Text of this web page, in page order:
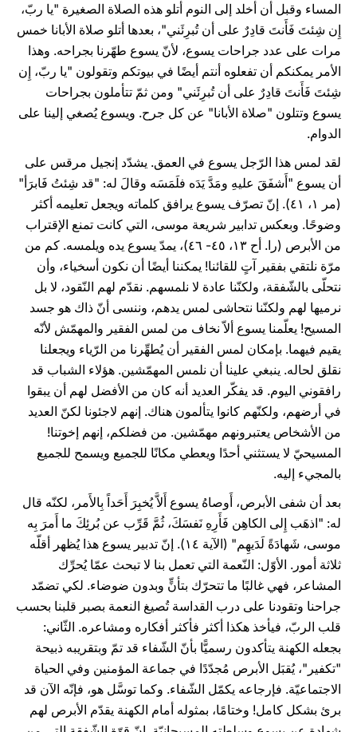
المساء وقبل أن أخلد إلى النوم أتلو هذه الصلاة الصغيرة "يا ربّ،
إِن شِئتَ فَأَنتَ قادِرٌ على أن تُبرِئَني"، بعدها أتلو صلاة الأبانا خمس
مرات على عدد جراحات يسوع، لأنّ يسوع طهّرنا بجراحه. وهذا
الأمر يمكنكم أن تفعلوه أنتم أيضًا في بيوتكم وتقولون "يا ربّ، إِن
شِئتَ فَأَنتَ قادِرٌ على أن تُبرِئَني" ومن ثمّ تتأملون بجراحات
يسوع وتتلون "صلاة الأبانا" عن كل جرح. ويسوع يُصغي إلينا على
الدوام.
لقد لمس هذا الرّجل يسوع في العمق. يشدّد إنجيل مرقس على
أن يسوع "أَشفَقَ عليهِ ومَدَّ يَدَه فلَمَسَه وقالَ له: "قد شِئتُ فَابرَأ"
(مر ۱، ٤۱). إنّ تصرّف يسوع يرافق كلماته ويجعل تعليمه أكثر
وضوحًا. وبعكس تدابير شريعة موسى، التي كانت تمنع الإقتراب
من الأبرص (را. أح ۱۳، ٤٥- ٤٦)، يمدّ يسوع يده ويلمسه. كم من
مرّة نلتقي بفقير آتٍ للقائنا! يمكننا أيضًا أن نكون أسخياء، وأن
نتحلّى بالشّفقة، ولكنّنا عادة لا نلمسهم. نقدّم لهم النّقود، لا بل
نرميها لهم ولكنّنا نتحاشى لمس يدهم، وننسى أنّ ذاك هو جسد
المسيح! يعلّمنا يسوع ألاّ نخاف من لمس الفقير والمهمّش لأنّه
يقيم فيهما. بإمكان لمس الفقير أن يُطهِّرنا من الرّياء ويجعلنا
نقلق لحاله. ينبغي علينا أن نلمس المهمّشين. هؤلاء الشباب قد
رافقوني اليوم. قد يفكّر العديد أنه كان من الأفضل لهم أن يبقوا
في أرضهم، ولكنّهم كانوا يتألمون هناك. إنهم لاجئونا لكنّ العديد
من الأشخاص يعتبرونهم مهمّشين. من فضلكم، إنهم إخوتنا!
المسيحيّ لا يستثني أحدًا ويعطي مكانًا للجميع ويسمح للجميع
بالمجيء إليه.
بعد أن شفى الأبرص، أَوصاهُ يسوع أَلاَّ يُخبِرَ أَحَداً بِالأَمر، لكنّه قال
له: "اذهَب إِلى الكاهِن فَأَرِهِ نَفسَكَ، ثُمَّ قَرِّب عن بُرئِكَ ما أَمرَ بِه
موسى، شَهادَةً لَدَيهِم" (الآية ۱٤). إنّ تدبير يسوع هذا يُظهر أقلّه
ثلاثة أمور. الأوّل: النّعمة التي تعمل بنا لا تبحث عمّا يُحرِّك
المشاعر، فهي غالبًا ما تتحرّك بتأنٍّ وبدون ضوضاء. لكي تضمّد
جراحنا وتقودنا على درب القداسة تُصيغ النعمة بصبر قلبنا بحسب
قلب الربّ، فيأخذ هكذا أكثر فأكثر أفكاره ومشاعره. الثّاني:
بجعله الكهنة يتأكدون رسميًّا بأنّ الشّفاء قد تمّ وبتقريبه ذبيحة
"تكفير"، يُقبَل الأبرص مُجدّدًا في جماعة المؤمنين وفي الحياة
الاجتماعيّة. فإرجاعه يكمّل الشّفاء. وكما توسَّل هو، فإنّه الآن قد
برئ بشكل كامل! وختامًا، بمثوله أمام الكهنة يقدّم الأبرص لهم